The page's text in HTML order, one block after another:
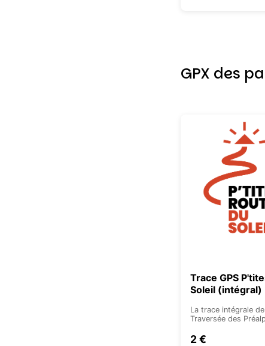
GPX des
Trace GPS
Soleil (intégral)
La trace intégrale
Traversée des
2 €